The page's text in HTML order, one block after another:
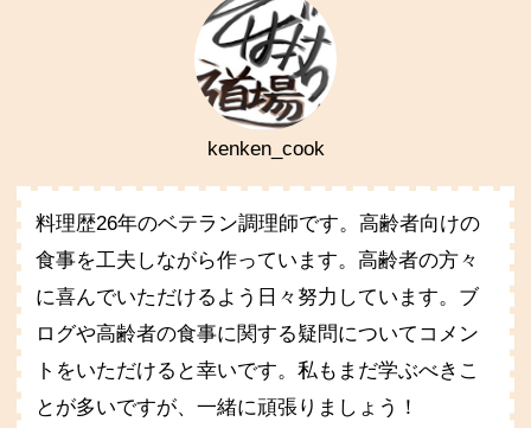
kenken_cook
料理歴26年のベテラン調理師です。高齢者向けの
食事を工夫しながら作っています。高齢者の方々
に喜んでいただけるよう日々努力しています。ブ
ログや高齢者の食事に関する疑問についてコメン
トをいただけると幸いです。私もまだ学ぶべきこ
とが多いですが、一緒に頑張りましょう！